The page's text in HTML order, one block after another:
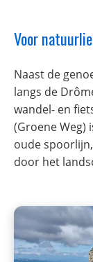
Voor
Naast de
langs de
wandel- en
(Groene Weg)
oude
door het